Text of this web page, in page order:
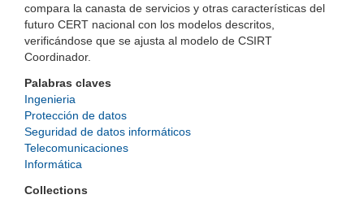
compara la canasta de servicios y otras características del
futuro CERT nacional con los modelos descritos,
verificándose que se ajusta al modelo de CSIRT
Coordinador.
Palabras claves
Ingenieria
Protección de datos
Seguridad de datos informáticos
Telecomunicaciones
Informática
Collections